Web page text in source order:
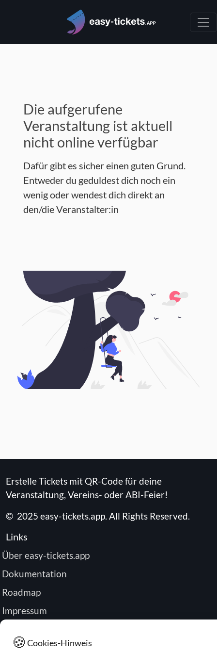
Die aufgerufene
Veranstaltung ist aktuell
nicht online verfügbar
Dafür gibt es sicher einen guten Grund.
Entweder du geduldest dich noch ein
wenig oder wendest dich direkt an
den/die Veranstalter:in
Erstelle Tickets mit QR-Code für deine
Veranstaltung, Vereins- oder ABI-Feier!
© 2025 easy-tickets.app All Rights Reserved.
Links
Über easy-tickets.app
Dokumentation
Roadmap
Impressum
Passwort zurücksetzen
🍪Cookies-Hinweis